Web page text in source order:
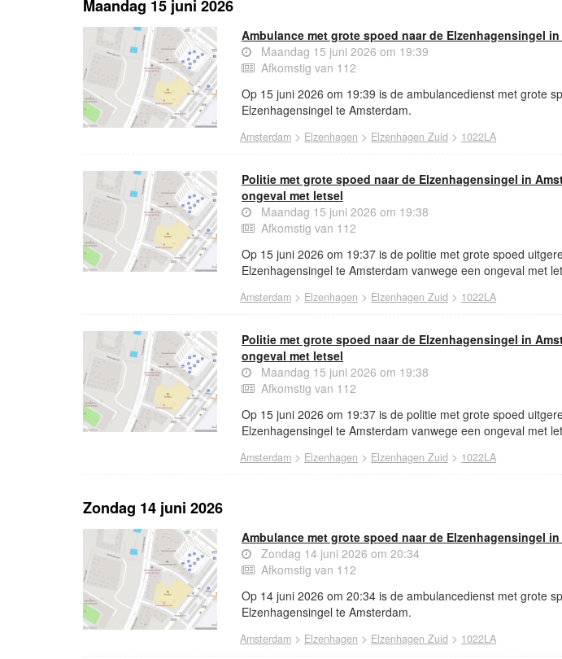
Maandag 15 juni 2026
Ambulance met grote spoed naar de Elzenhagensingel
Maandag 15 juni 2026 om 19:39
Afkomstig van 112
Op 15 juni 2026 om 19:39 is de ambulancedienst met grote
Elzenhagensingel te Amsterdam.
Amsterdam > Elzenhagen > Elzenhagen Zuid > 1022LA
Politie met grote spoed naar de Elzenhagensingel in
ongeval met letsel
Maandag 15 juni 2026 om 19:38
Afkomstig van 112
Op 15 juni 2026 om 19:37 is de politie met grote spoed
Elzenhagensingel te Amsterdam vanwege een ongeval met
Amsterdam > Elzenhagen > Elzenhagen Zuid > 1022LA
Politie met grote spoed naar de Elzenhagensingel in
ongeval met letsel
Maandag 15 juni 2026 om 19:38
Afkomstig van 112
Op 15 juni 2026 om 19:37 is de politie met grote spoed
Elzenhagensingel te Amsterdam vanwege een ongeval met
Amsterdam > Elzenhagen > Elzenhagen Zuid > 1022LA
Zondag 14 juni 2026
Ambulance met grote spoed naar de Elzenhagensingel
Zondag 14 juni 2026 om 20:34
Afkomstig van 112
Op 14 juni 2026 om 20:34 is de ambulancedienst met grote
Elzenhagensingel te Amsterdam.
Amsterdam > Elzenhagen > Elzenhagen Zuid > 1022LA